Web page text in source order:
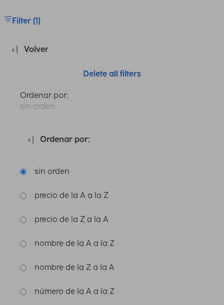
Filter (1)
Volver
Delete all filters
Ordenar por:
sin orden
Ordenar por:
sin orden
precio de la A a la Z
precio de la Z a la A
nombre de la A a la Z
nombre de la Z a la A
número de la A a la Z